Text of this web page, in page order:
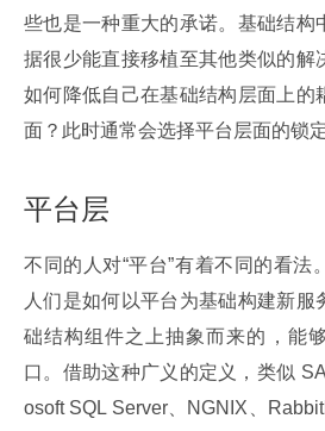
些也是一种重大的承诺。基础结构
据很少能直接移植至其他类似的解
如何降低自己在基础结构层面上的
面？此时通常会选择平台层面的锁定
平台层
不同的人对“平台”有着不同的看法
人们是如何以平台为基础构建新服
础结构组件之上抽象而来的，能
口。借助这种广义的定义，类似
osoft SQL Server、NGNIX、